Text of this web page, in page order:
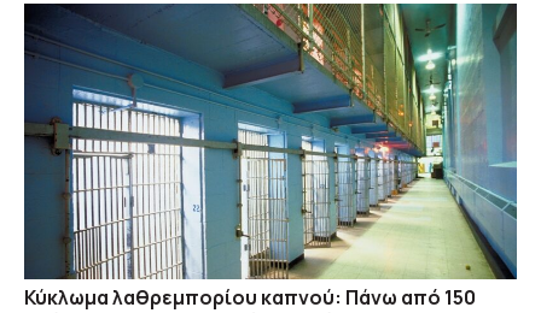
Κύκλωμα λαθρεμπορίου καπνού: Πάνω από 150